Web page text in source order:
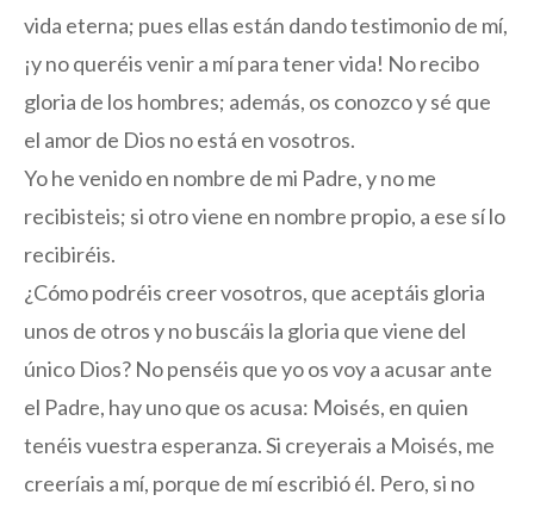
vida eterna; pues ellas están dando testimonio de mí,
¡y no queréis venir a mí para tener vida! No recibo
gloria de los hombres; además, os conozco y sé que
el amor de Dios no está en vosotros.
Yo he venido en nombre de mi Padre, y no me
recibisteis; si otro viene en nombre propio, a ese sí lo
recibiréis.
¿Cómo podréis creer vosotros, que aceptáis gloria
unos de otros y no buscáis la gloria que viene del
único Dios? No penséis que yo os voy a acusar ante
el Padre, hay uno que os acusa: Moisés, en quien
tenéis vuestra esperanza. Si creyerais a Moisés, me
creeríais a mí, porque de mí escribió él. Pero, si no